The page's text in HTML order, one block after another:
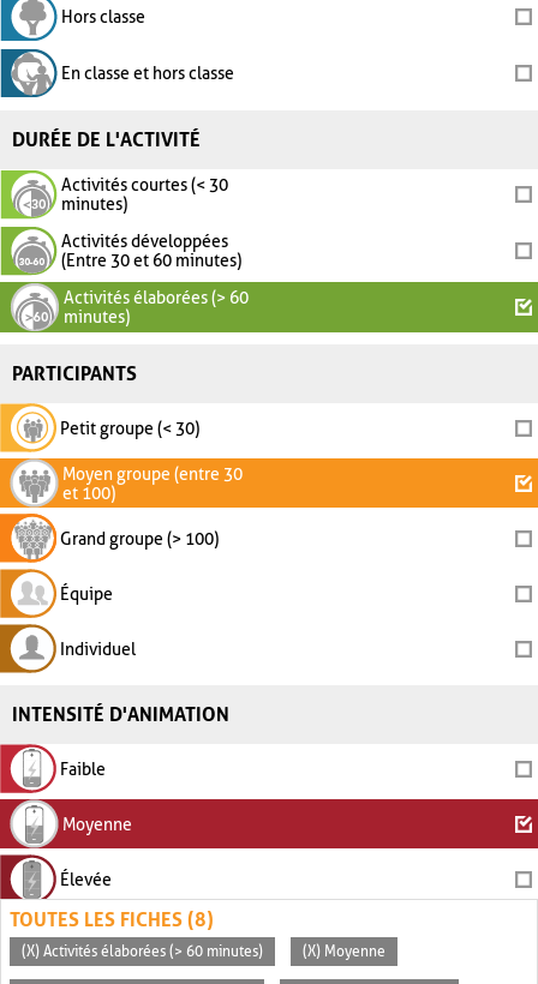
Hors classe
En classe et hors classe
DURÉE DE L'ACTIVITÉ
Activités courtes (< 30
minutes)
Activités développées
(Entre 30 et 60 minutes)
Activités élaborées (> 60
minutes)
PARTICIPANTS
Petit groupe (< 30)
Moyen groupe (entre 30
et 100)
Grand groupe (> 100)
Équipe
Individuel
INTENSITÉ D'ANIMATION
Faible
Moyenne
Élevée
TOUTES LES FICHES (8)
(X) Activités élaborées (> 60 minutes) (X) Moyenne